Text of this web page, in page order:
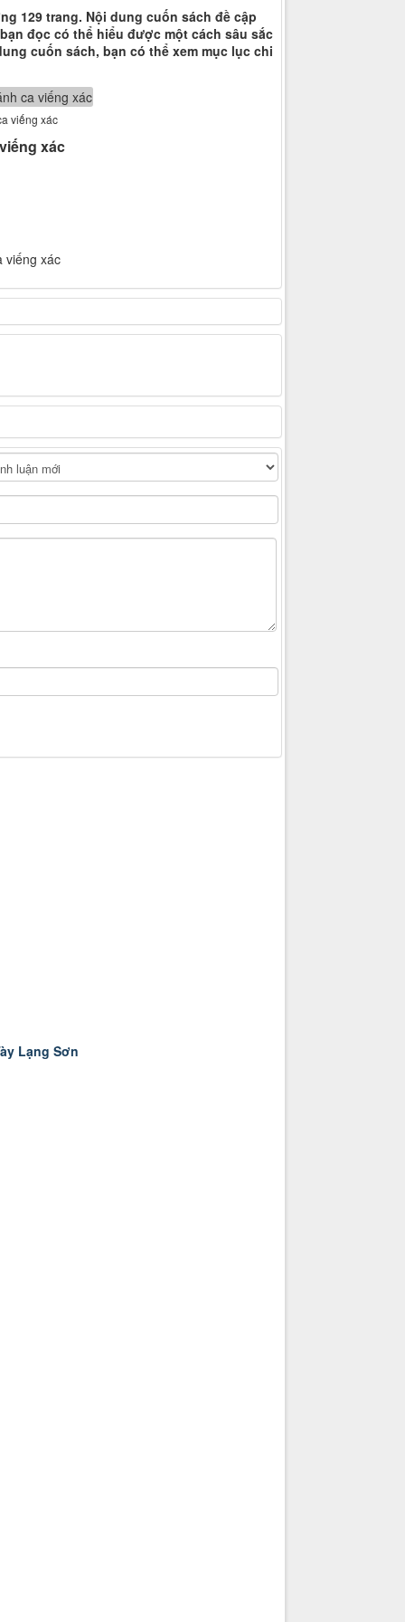
129 trang. Nội dung cuốn sách đề cập
đọc có thể hiểu được một cách sâu sắc
cuốn sách, bạn có thể xem mục lục chi
viếng xác
xác
Lạng Sơn